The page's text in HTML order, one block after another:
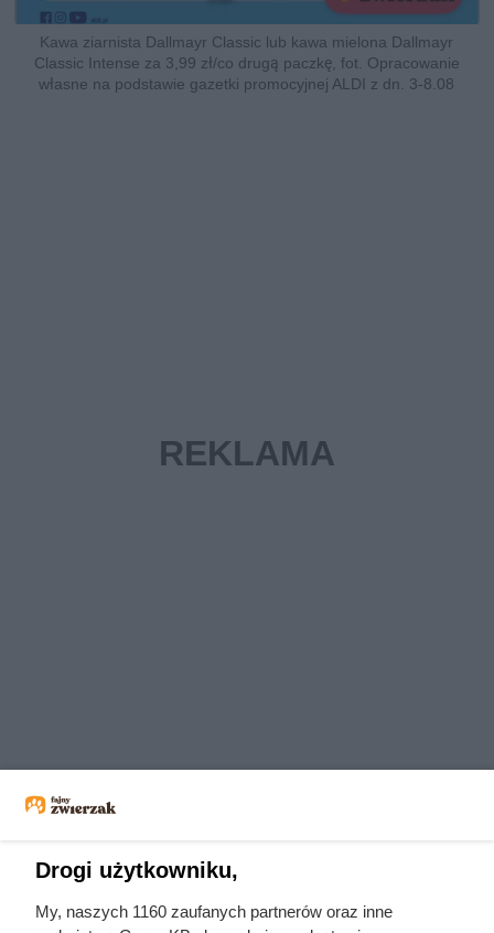
Kawa ziarnista Dallmayr Classic lub kawa mielona Dallmayr
Classic Intense za 3,99 zł/co drugą paczkę, fot. Opracowanie
własne na podstawie gazetki promocyjnej ALDI z dn. 3-8.08
Czytaj także:
Drogi użytkowniku,
My, naszych 1160 zaufanych partnerów oraz inne